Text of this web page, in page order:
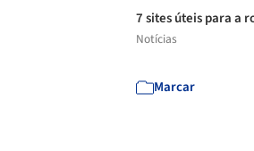
7 sites úteis para a
Notícias
Marcar